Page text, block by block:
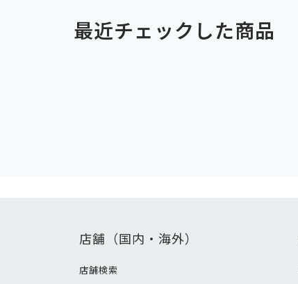
最近チェックした商品
店舗（国内・海外）
店舗検索